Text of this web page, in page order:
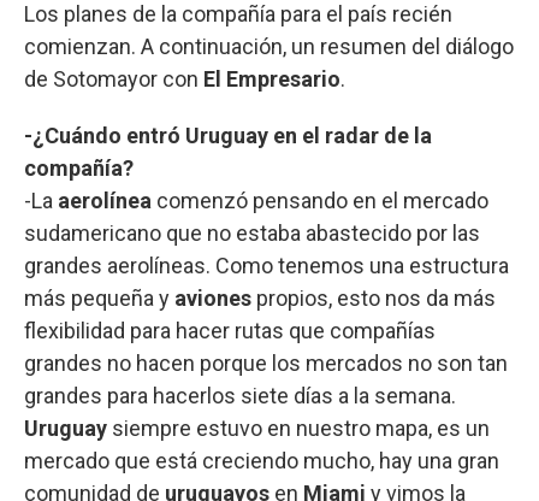
Los planes de la compañía para el país recién
comienzan. A continuación, un resumen del diálogo
de Sotomayor con El Empresario.
-¿Cuándo entró Uruguay en el radar de la
compañía?
-La aerolínea comenzó pensando en el mercado
sudamericano que no estaba abastecido por las
grandes aerolíneas. Como tenemos una estructura
más pequeña y aviones propios, esto nos da más
flexibilidad para hacer rutas que compañías
grandes no hacen porque los mercados no son tan
grandes para hacerlos siete días a la semana.
Uruguay siempre estuvo en nuestro mapa, es un
mercado que está creciendo mucho, hay una gran
comunidad de uruguayos en Miami y vimos la